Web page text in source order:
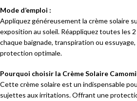
Mode d’emploi :
Appliquez généreusement la crème solaire
exposition au soleil. Réappliquez toutes les 2
chaque baignade, transpiration ou
protection optimale.
Pourquoi choisir la Crème Solaire
Cette crème solaire est un indispensable
sujettes aux irritations. Offrant une